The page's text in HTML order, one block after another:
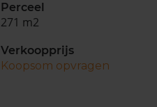
Perceel
271 m2
Verkoopprijs
Koopsom opvragen